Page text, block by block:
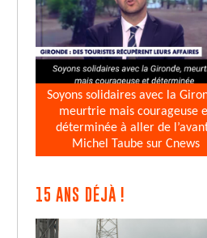
Soyons solidaires avec la
meurtrie mais courageuse
déterminée à aller de
Michel Taube sur Cnews
15 ANS DÉJÀ !